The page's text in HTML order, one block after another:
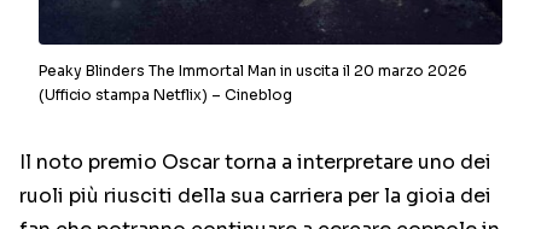
Peaky Blinders The Immortal Man in uscita il 20 marzo 2026
(Ufficio stampa Netflix) – Cineblog
Il noto premio Oscar torna a interpretare uno dei
ruoli più riusciti della sua carriera per la gioia dei